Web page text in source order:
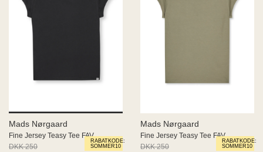
RABATKODE:
SOMMER10
Mads Nørgaard
Fine Jersey Teasy Tee FAV
DKK 250
DKK 175
RABATKODE:
SOMMER10
Mads Nørgaard
Fine Jersey Teasy Tee FAV
DKK 250
DKK 175